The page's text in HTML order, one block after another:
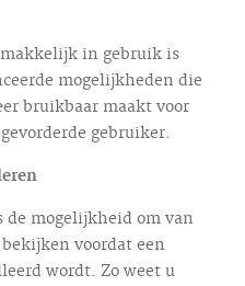
in gebruik is
mogelijkheden die
bruikbaar maakt voor
gebruiker.
de mogelijkheid om van
voordat een
wordt. Zo weet u